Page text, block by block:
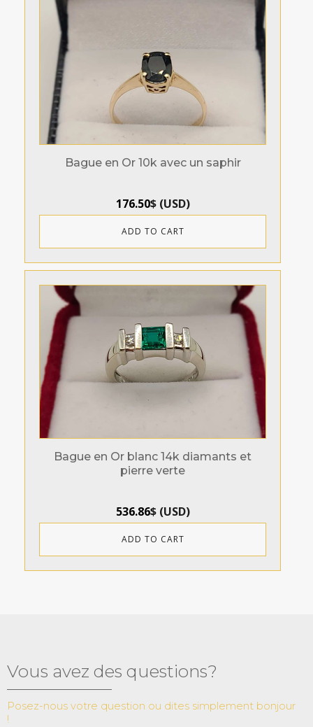
Bague en Or 10k avec un saphir
176.50$(USD)
ADD TO CART
Bague en Or blanc 14k diamants et
pierre verte
536.86$(USD)
ADD TO CART
Vous avez des questions?
Posez-nous votre question ou dites simplement bonjour
!